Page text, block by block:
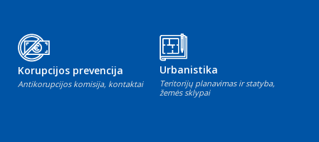
Korupcijos prevencija
Antikorupcijos komisija, kontaktai
Urbanistika
Teritorijų planavimas ir statyba,
žemės sklypai